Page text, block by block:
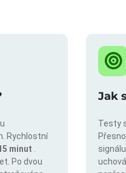
Rychlostní
minut
Po dvou
Jak
Testy